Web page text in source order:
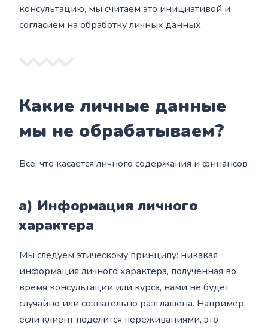
консультацию, мы считаем это инициативой и
согласием на обработку личных данных.
Какие личные данные
мы не обрабатываем?
Все, что касается личного содержания и финансов
а) Информация личного
характера
Мы следуем этическому принципу: никакая
информация личного характера, полученная во
время консультации или курса, нами не будет
случайно или сознательно разглашена. Например,
если клиент поделится переживаниями, это